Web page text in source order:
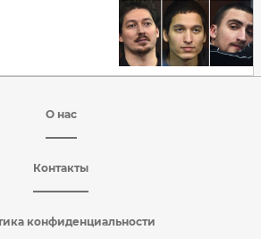
О нас
Контакты
конфиденциальности